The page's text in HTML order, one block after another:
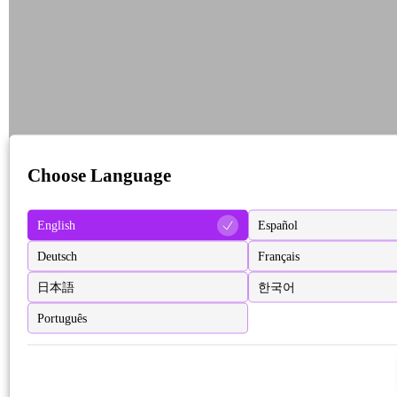
Choose Language
English Español
Deutsch Français
日本語 한국어
Português